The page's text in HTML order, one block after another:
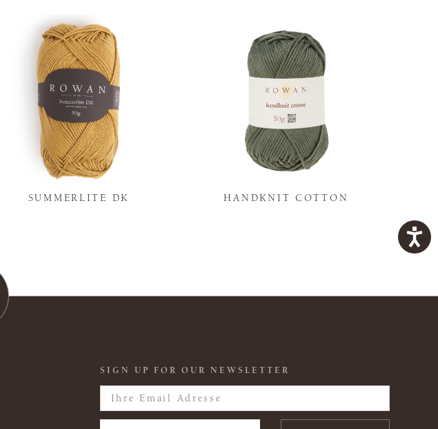
SUMMERLITE DK HANDKNIT COTTON
SIGN UP FOR OUR NEWSLETTER